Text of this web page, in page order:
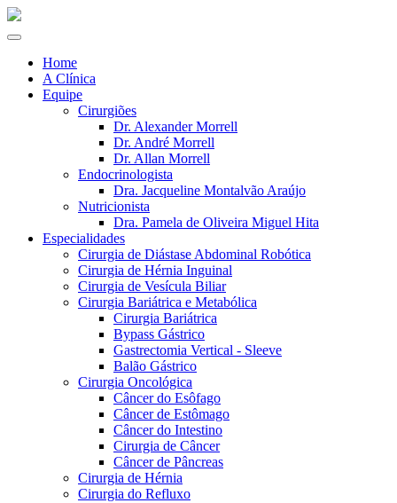
Home
A Clínica
Equipe
Cirurgiões
Dr. Alexander Morrell
Dr. André Morrell
Dr. Allan Morrell
Endocrinologista
Dra. Jacqueline Montalvão Araújo
Nutricionista
Dra. Pamela de Oliveira Miguel Hita
Especialidades
Cirurgia de Diástase Abdominal Robótica
Cirurgia de Hérnia Inguinal
Cirurgia de Vesícula Biliar
Cirurgia Bariátrica e Metabólica
Cirurgia Bariátrica
Bypass Gástrico
Gastrectomia Vertical - Sleeve
Balão Gástrico
Cirurgia Oncológica
Câncer do Esôfago
Câncer de Estômago
Câncer do Intestino
Cirurgia de Câncer
Câncer de Pâncreas
Cirurgia de Hérnia
Cirurgia do Refluxo